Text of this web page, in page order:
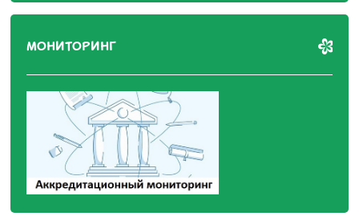
МОНИТОРИНГ